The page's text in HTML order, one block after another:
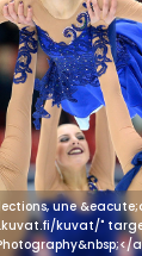
une
kuvat/"